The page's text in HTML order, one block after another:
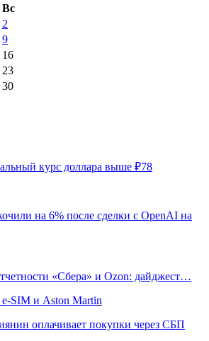
Вс
2
9
16
23
30
курс доллара выше ₽78
на 6% после сделки с OpenAI на
«Сбера» и Ozon: дайджест…
e-SIM и Aston Martin
оплачивает покупки через СБП